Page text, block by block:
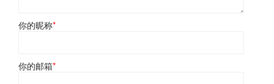
你的昵称*
你的邮箱*